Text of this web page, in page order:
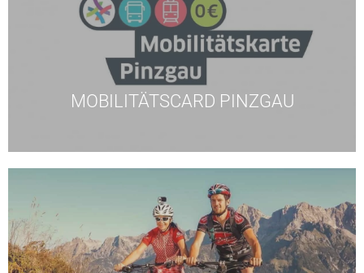
MOBILITÄTSCARD PINZGAU
Verkehrschaos, nervenaufreibende Parkplatzsuche
& Stau - das alles können Sie sich ab sofort in
Ihrem Urlaub ersparen. Mit der Hochkönig Card
sind alle öffentlichen Verkehrsmittel im Raum
Pinzgau kostenlos und das bereits ab der ersten
6er Sesselbahn Schwarzeckalm, 6er Sesselbahn
Bürglalm und Kabinenbahn Karbachalm.